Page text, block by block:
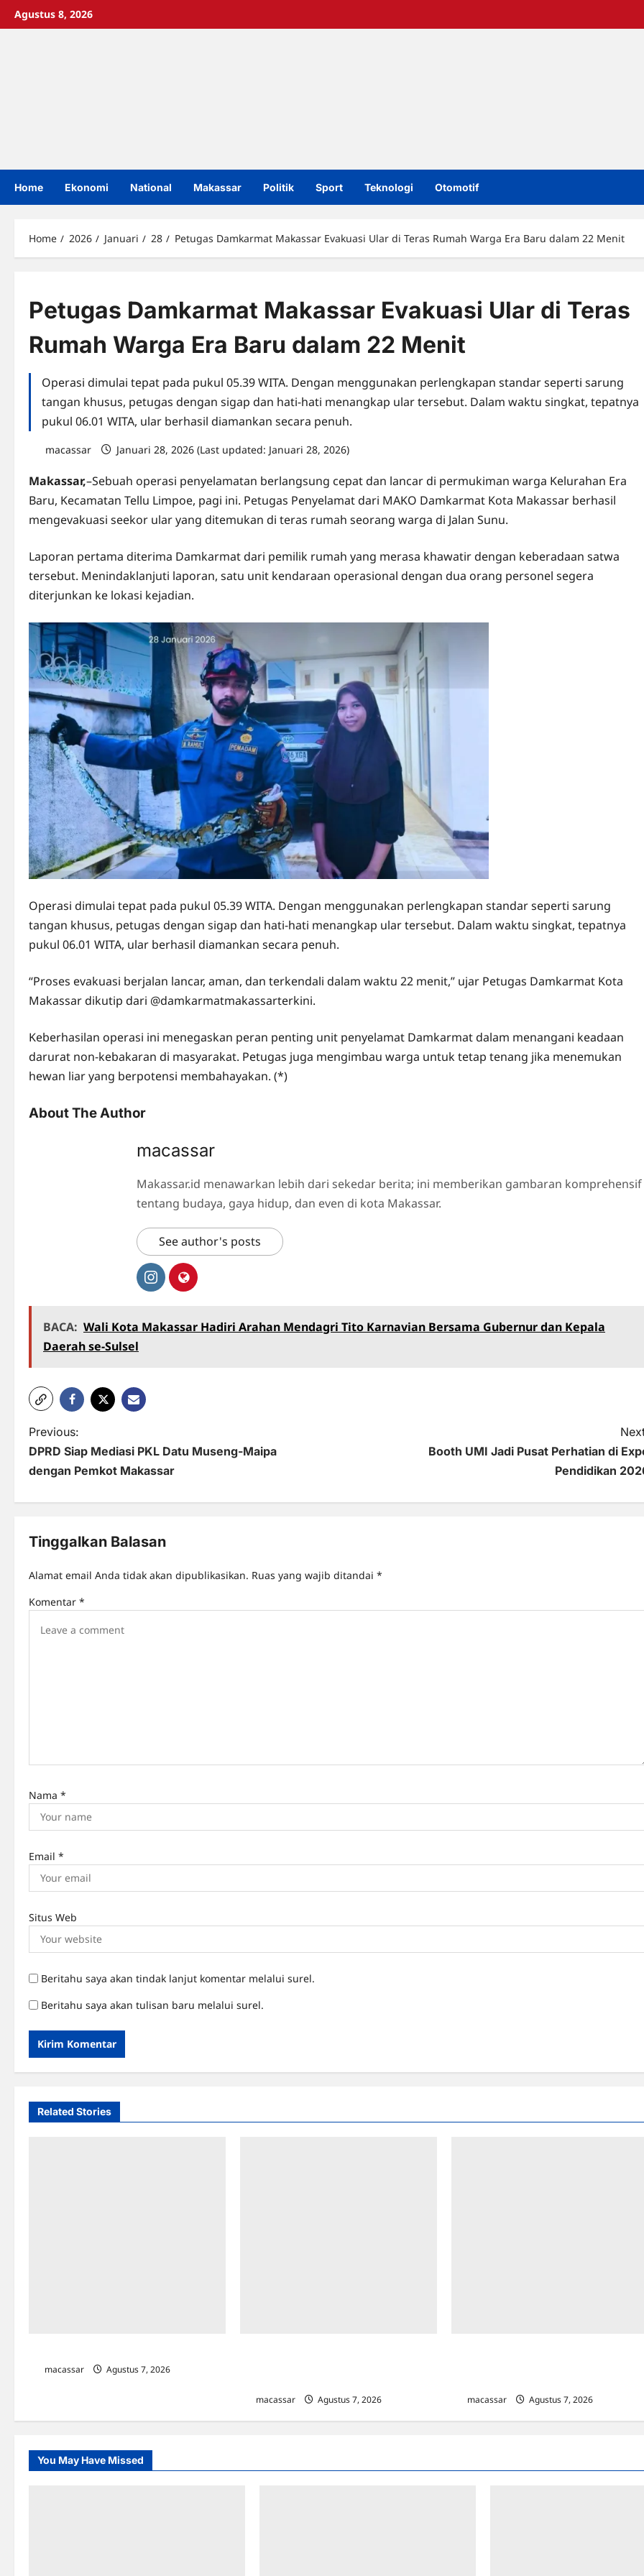
SkipAgustus 8, 2026
Home Ekonomi National Makassar Politik Sport Teknologi Otomotif
Home 2026 Januari 28 Petugas Damkarmat Makassar Evakuasi Ular di Teras Rumah Warga Era Baru dalam 22 Menit
Petugas Damkarmat Makassar Evakuasi Ular di Teras
Rumah Warga Era Baru dalam 22 Menit
Operasi dimulai tepat pada pukul 05.39 WITA. Dengan menggunakan perlengkapan standar seperti sarung
tangan khusus, petugas dengan sigap dan hati-hati menangkap ular tersebut. Dalam waktu singkat, tepatnya
pukul 06.01 WITA, ular berhasil diamankan secara penuh.
macassar Januari 28, 2026 (Last updated: Januari 28, 2026)
Makassar,–Sebuah operasi penyelamatan berlangsung cepat dan lancar di permukiman warga Kelurahan Era
Baru, Kecamatan Tellu Limpoe, pagi ini. Petugas Penyelamat dari MAKO Damkarmat Kota Makassar berhasil
mengevakuasi seekor ular yang ditemukan di teras rumah seorang warga di Jalan Sunu.
Laporan pertama diterima Damkarmat dari pemilik rumah yang merasa khawatir dengan keberadaan satwa
tersebut. Menindaklanjuti laporan, satu unit kendaraan operasional dengan dua orang personel segera
diterjunkan ke lokasi kejadian.
Operasi dimulai tepat pada pukul 05.39 WITA. Dengan menggunakan perlengkapan standar seperti sarung
tangan khusus, petugas dengan sigap dan hati-hati menangkap ular tersebut. Dalam waktu singkat, tepatnya
pukul 06.01 WITA, ular berhasil diamankan secara penuh.
“Proses evakuasi berjalan lancar, aman, dan terkendali dalam waktu 22 menit,” ujar Petugas Damkarmat Kota
Makassar dikutip dari @damkarmatmakassarterkini.
Keberhasilan operasi ini menegaskan peran penting unit penyelamat Damkarmat dalam menangani keadaan
darurat non-kebakaran di masyarakat. Petugas juga mengimbau warga untuk tetap tenang jika menemukan
hewan liar yang berpotensi membahayakan. (*)
About The Author
macassar
Makassar.id menawarkan lebih dari sekedar berita; ini memberikan gambaran komprehensif
tentang budaya, gaya hidup, dan even di kota Makassar.
See author's posts
BACA: Wali Kota Makassar Hadiri Arahan Mendagri Tito Karnavian Bersama Gubernur dan Kepala
Daerah se-Sulsel
P
o
n
i
n
Previous:
DPRD Siap Mediasi PKL Datu Museng-Maipa
dengan Pemkot Makassar
Booth UMI Jadi Pusat Perhatian di
Pendidikan
Tinggalkan Balasan
Alamat email Anda tidak akan dipublikasikan. Ruas yang wajib ditandai *
Komentar *
Nama *
Email *
Situs Web
Beritahu saya akan tindak lanjut komentar melalui surel.
Beritahu saya akan tulisan baru melalui surel.
Related Stories
macassar
Agustus 7, 2026
macassar
Agustus 7, 2026
macassar
Agustus 7, 2026
You May Have Missed